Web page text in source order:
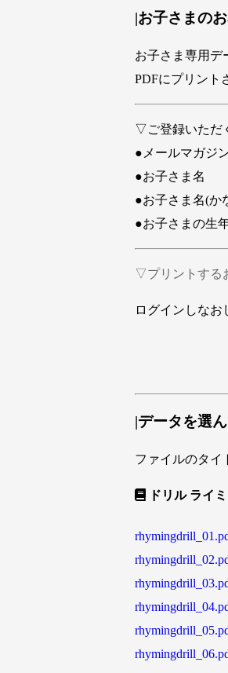
|お子さまの
お子さま専用デ
PDFにプリント
▽ご登録いただ
●メールマガジ
●お子さま名
●お子さま名(か
●お子さまの生
▽プリントする
ログインしなお
|データを選
ファイルのタイ
ドリル ライ